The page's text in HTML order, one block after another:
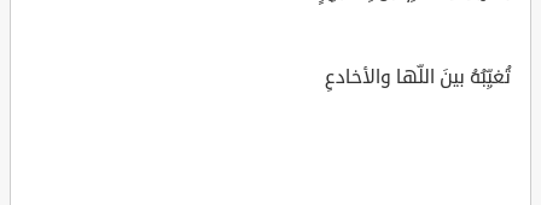
تُغيِّبُهُ بينَ اللّها والأخادعِ